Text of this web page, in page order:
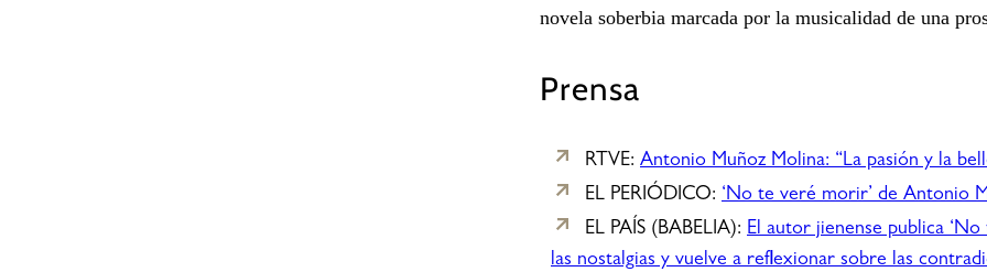
novela soberbia marcada por la musicalidad de una
Prensa
RTVE: Antonio Muñoz Molina: “La pasión y la
EL PERIÓDICO: ‘No te veré morir’ de Antonio
EL PAÍS (BABELIA): El autor jienense publica
las nostalgias y vuelve a reflexionar sobre las